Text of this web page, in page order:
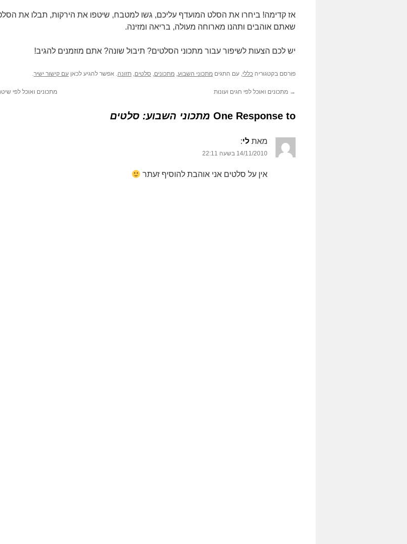
אז קדימה! ביחרו את הסלט המועדף עליכם, גשו למטבח, שיטפו את הירקות, תבלו את
שאתם אוהבים ותהנו מארוחה מעולה, בריאה ומזינה.
יש לכם הצעות לשיפור עבור מתכוני הסלטים? תיבול שונה? אתם מוזמנים להגיב!
פורסם בקטגוריה כללי, עם התגים מתכוני השבוע, מתכונים, סלטים, תזונה. אפשר להגיע לכאן עם קישור ישיר.
→ מתכונים ואוכל לפי חגים ועונות מתכונים ואוכל לפי
One Response to מתכוני השבוע: סלטים
מאת לי‏:
14/11/2010 בשעה 22:11
אין על סלטים אני אוהבת להוסיף זעתר